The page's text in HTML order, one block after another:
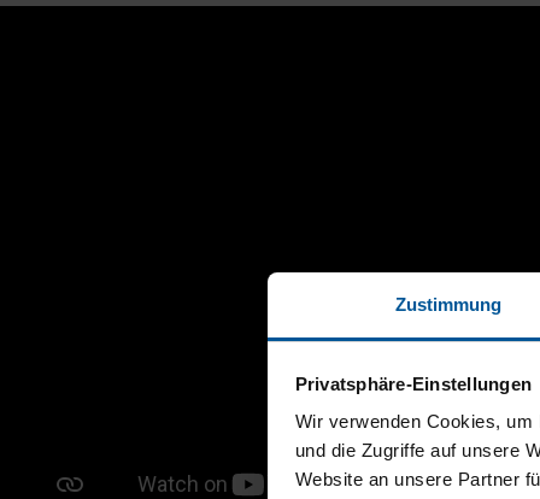
Zustimmung
Privatsphäre-Einstellungen
Wir verwenden Cookies,
und die Zugriffe auf unsere
Website an unsere Partner